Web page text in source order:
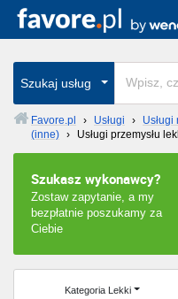
Szukaj usług
Favore.pl › Usługi › Usługi
(inne) › Usługi przemysłu
Szukasz wykonawcy?
Zostaw zapytanie, a my
bezpłatnie poszukamy za
Ciebie
Kategoria Lekki
Cała Polska
wszystkie w całym kraju
Wrocław
Kraków
Poznań